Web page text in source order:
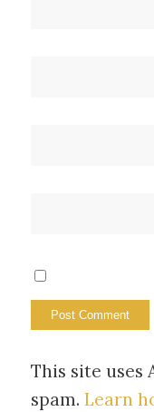
This site uses
spam. Learn